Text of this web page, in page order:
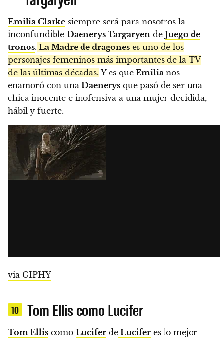
Emilia Clarke siempre será para nosotros la
inconfundible Daenerys Targaryen de Juego de
tronos. La Madre de dragones es uno de los
personajes femeninos más importantes de la TV
de las últimas décadas. Y es que Emilia nos
enamoró con una Daenerys que pasó de ser una
chica inocente e inofensiva a una mujer decidida,
hábil y fuerte.
via GIPHY
10 Tom Ellis como Lucifer
Tom Ellis como Lucifer de Lucifer es lo mejor